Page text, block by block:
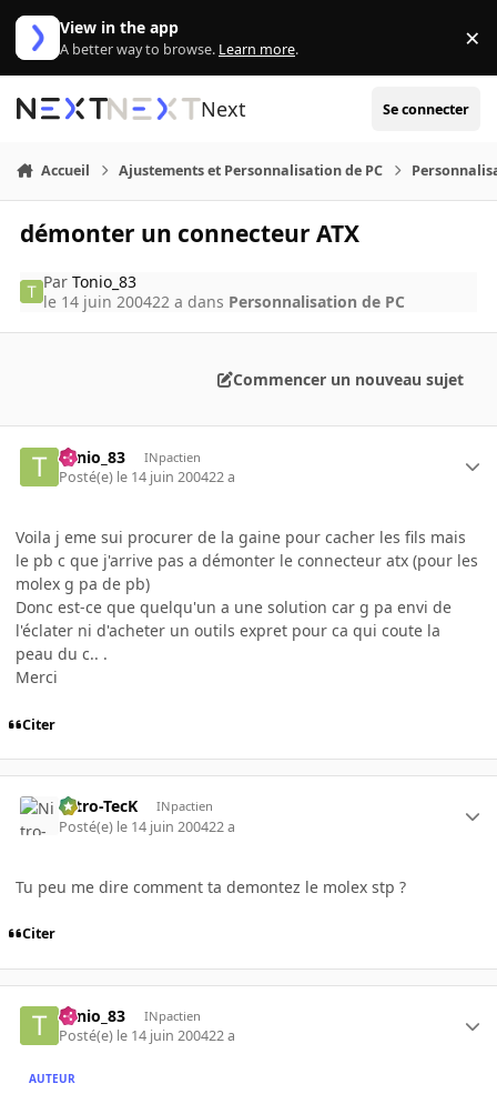
Aller au contenu
View in the app
A better way to browse. Learn more. ×
Next Se connecter
Accueil Ajustements et Personnalisation de PC
démonter un connecteur ATX
ParTonio_83
le 14 juin 200422 a dans Personnalisation de PC
Commencer un nouveau sujet
Tonio_83 INpactien
Posté(e) le 14 juin 200422 a
Voila j eme sui procurer de la gaine pour cacher les fils mais
le pb c que j'arrive pas a démonter le connecteur atx (pour les
molex g pa de pb)
Donc est-ce que quelqu'un a une solution car g pa envi de
l'éclater ni d'acheter un outils expret pour ca qui coute la
peau du c.. .
Merci
Citer
Nitro-TecK INpactien
Posté(e) le 14 juin 200422 a
Tu peu me dire comment ta demontez le molex stp ?
Citer
Tonio_83 INpactien
Posté(e) le 14 juin 200422 a
AUTEUR